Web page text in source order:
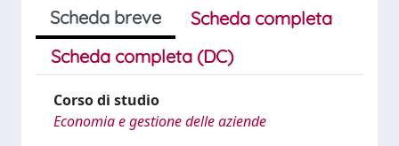
Scheda breve
Scheda completa
Scheda completa (DC)
Corso di studio
Economia e gestione delle aziende